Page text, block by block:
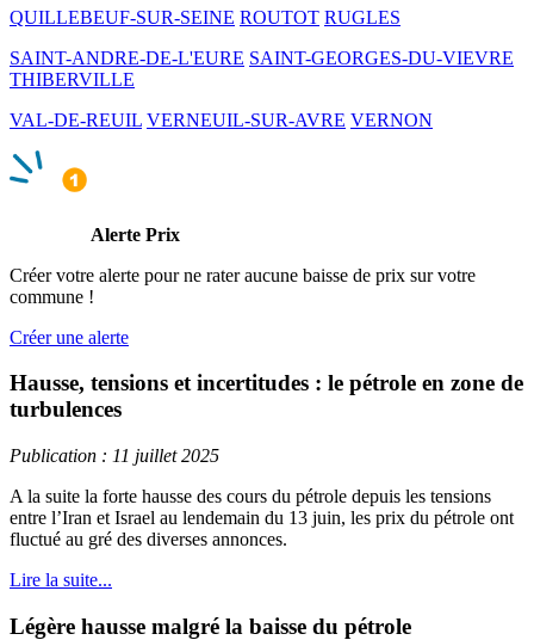
QUILLEBEUF-SUR-SEINE ROUTOT RUGLES
SAINT-ANDRE-DE-L'EURE SAINT-GEORGES-DU-VIEVRE
THIBERVILLE
VAL-DE-REUIL VERNEUIL-SUR-AVRE VERNON
Alerte Prix
Créer votre alerte pour ne rater aucune baisse de prix sur votre
commune !
Créer une alerte
Hausse, tensions et incertitudes : le pétrole en zone de
turbulences
Publication : 11 juillet 2025
A la suite la forte hausse des cours du pétrole depuis les tensions
entre l’Iran et Israel au lendemain du 13 juin, les prix du pétrole ont
fluctué au gré des diverses annonces.
Lire la suite...
Légère hausse malgré la baisse du pétrole